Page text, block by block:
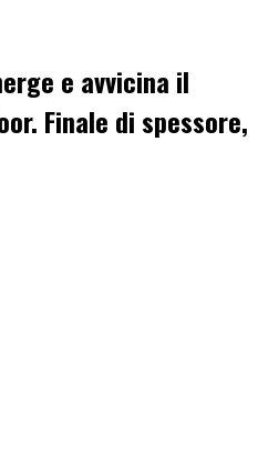
e avvicina il
Finale di spessore,